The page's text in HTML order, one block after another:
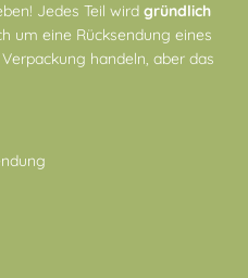
Jedes Teil wird gründlich
um eine Rücksendung eines
handeln, aber das